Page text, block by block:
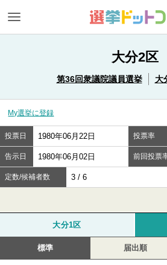
大分2区
第36回衆議院議員選挙 大
My選挙に登録
投票日 1980年06月22日 投票率
告示日 1980年06月02日 前回投票
定数/候補者数 3 / 6
大分1区
標準 届出順